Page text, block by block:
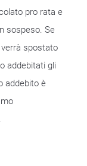
pro rata e
sospeso. Se
verrà spostato
addebitati gli
addebito è